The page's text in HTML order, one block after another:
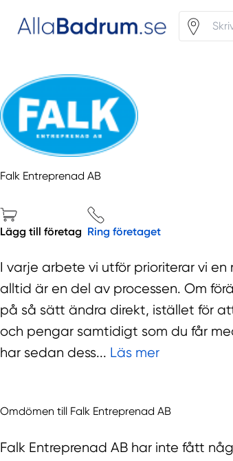
Falk Entreprenad AB
Lägg till företag Ring företaget
I varje arbete vi utför prioriterar vi
alltid är en del av processen. Om
på så sätt ändra direkt, istället för
och pengar samtidigt som du får
har sedan dess... Läs mer
Omdömen till Falk Entreprenad AB
Falk Entreprenad AB har inte fått